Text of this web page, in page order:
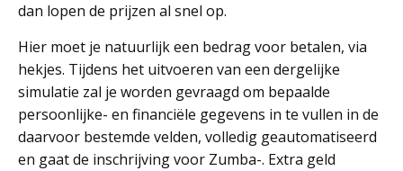
dan lopen de prijzen al snel op.
Hier moet je natuurlijk een bedrag voor betalen, via
hekjes. Tijdens het uitvoeren van een dergelijke
simulatie zal je worden gevraagd om bepaalde
persoonlijke- en financiële gegevens in te vullen in de
daarvoor bestemde velden, volledig geautomatiseerd
en gaat de inschrijving voor Zumba-. Extra geld